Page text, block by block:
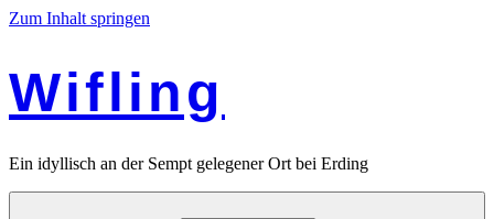
Zum Inhalt springen
Wifling
Ein idyllisch an der Sempt gelegener Ort bei Erding